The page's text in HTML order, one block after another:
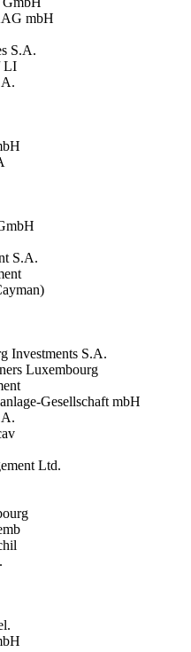
mbH
S.A.
LI
S.A.
Investments S.A.
Luxembourg
Gesellschaft mbH
Ltd.